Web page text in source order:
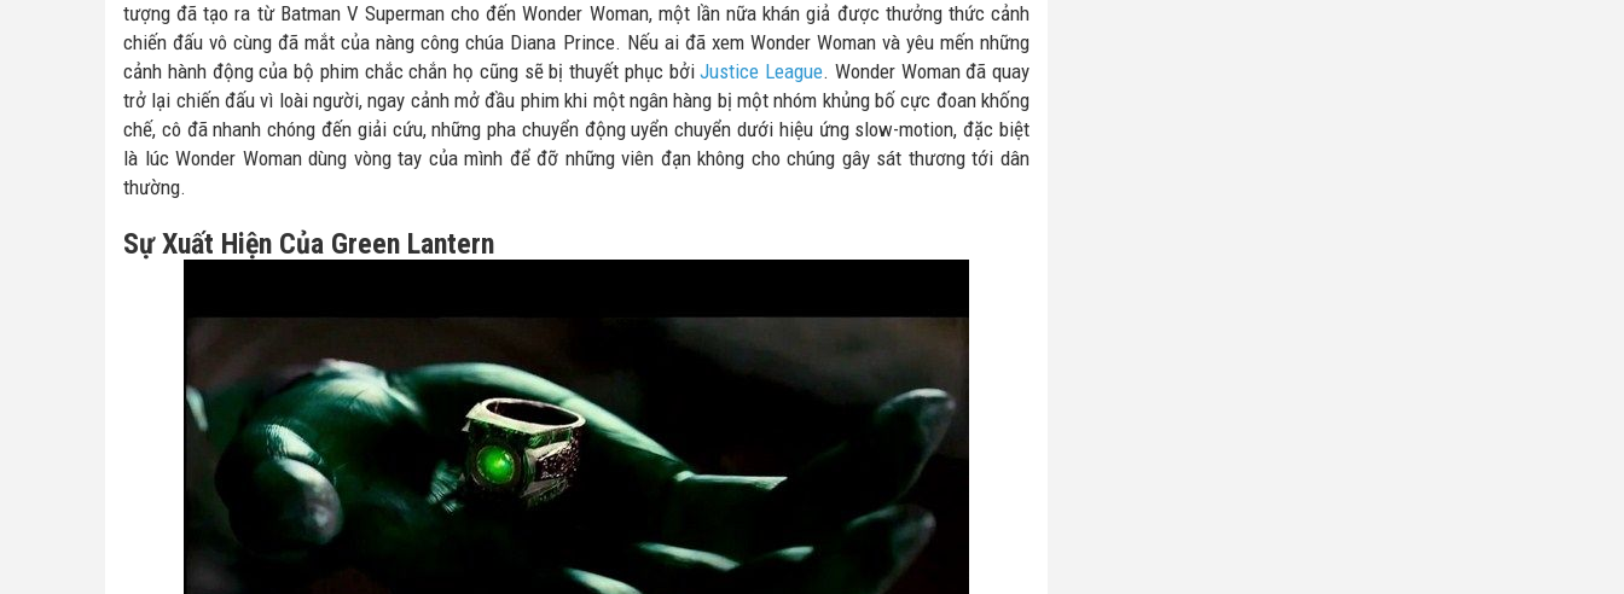
tượng đã tạo ra từ Batman V Superman cho đến Wonder Woman, một lần nữa khán giả được thưởng thức cảnh
chiến đấu vô cùng đã mắt của nàng công chúa Diana Prince. Nếu ai đã xem Wonder Woman và yêu mến những
cảnh hành động của bộ phim chắc chắn họ cũng sẽ bị thuyết phục bởiJustice League. Wonder Woman đã quay
trở lại chiến đấu vì loài người, ngay cảnh mở đầu phim khi một ngân hàng bị một nhóm khủng bố cực đoan khống
chế, cô đã nhanh chóng đến giải cứu, những pha chuyển động uyển chuyển dưới hiệu ứng slow-motion, đặc biệt
là lúc Wonder Woman dùng vòng tay của mình để đỡ những viên đạn không cho chúng gây sát thương tới dân
thường.
Sự Xuất Hiện Của Green Lantern